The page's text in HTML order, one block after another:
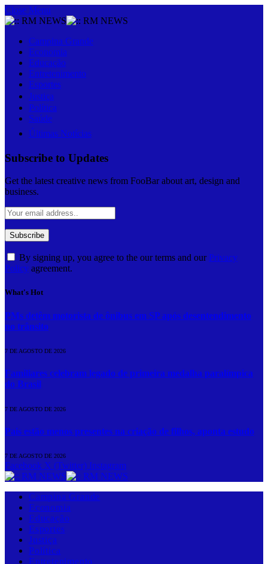
Close Menu
Campina Grande
Economia
Educação
Entretenimento
Esportes
Justiça
Política
Saúde
Últimas Notícias
Subscribe to Updates
Get the latest creative news from FooBar about art, design and
business.
By signing up, you agree to the our terms and our Privacy
Policy agreement.
What's Hot
PMs detêm motorista de ônibus em SP após desentendimento
no trânsito
7 DE AGOSTO DE 2026
Familiares celebram legado de primeira medalha paralímpica
do Brasil
7 DE AGOSTO DE 2026
Pais estão menos presentes na criação de filhos, aponta estudo
7 DE AGOSTO DE 2026
Facebook X (Twitter) Instagram
Campina Grande
Economia
Educação
Esportes
Justiça
Política
Entretenimento